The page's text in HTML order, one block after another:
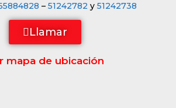
– 51242782 y 51242738
Llamar
mapa de ubicación